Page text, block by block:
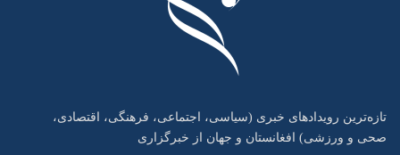
تازه‌ترین رویدادهای خبری (سیاسی، اجتماعی، فرهنگی، اقتصادی،
صحی و ورزشی) افغانستان و جهان از خبرگزاری